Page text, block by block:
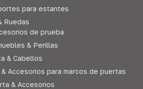
para estantes
Ruedas
de prueba
& Perillas
& Cabellos
Accesorios para marcos de puertas
& Accesorios